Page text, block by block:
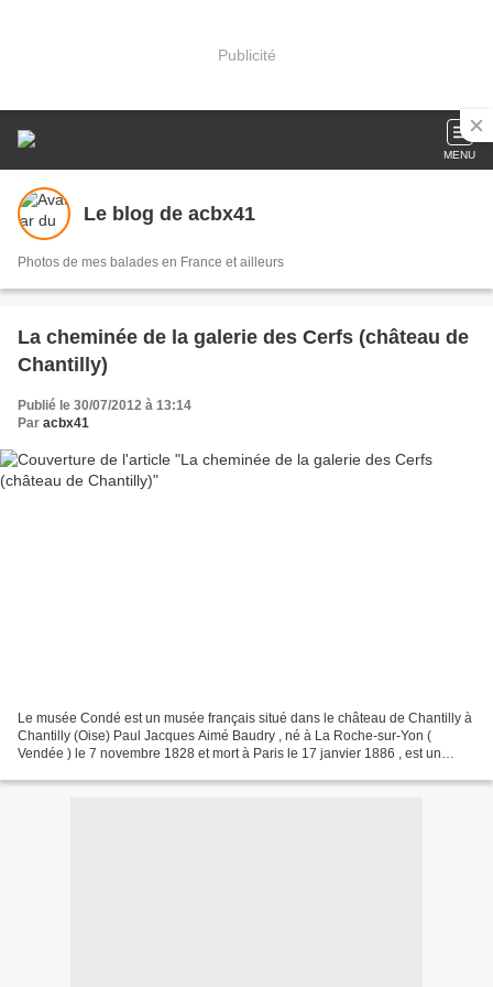
Publicité
MENU
Le blog de acbx41
Photos de mes balades en France et ailleurs
La cheminée de la galerie des Cerfs (château de
Chantilly)
Publié le 30/07/2012 à 13:14
Par acbx41
Le musée Condé est un musée français situé dans le château de Chantilly à
Chantilly (Oise) Paul Jacques Aimé Baudry , né à La Roche-sur-Yon (
Vendée ) le 7 novembre 1828 et mort à Paris le 17 janvier 1886 , est un